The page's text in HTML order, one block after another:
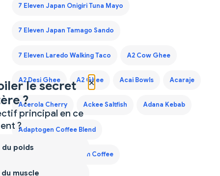
7 Eleven Japan Onigiri Tuna Mayo
7 Eleven Japan Tamago Sando
7 Eleven Laredo Walking Taco A2 Cow Ghee
A2 Desi Ghee A2 Ghee Acai Bowls Acaraje
Acerola Cherry Ackee Saltfish Adana Kebab
Adaptogen Coffee Blend
Adaptogen Mushroom Coffee
×
le secret
?
principal en ce
?
poids
muscle